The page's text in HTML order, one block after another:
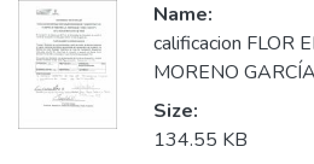
Name:
calificacion FLOR
MORENO
Size:
134.55 KB